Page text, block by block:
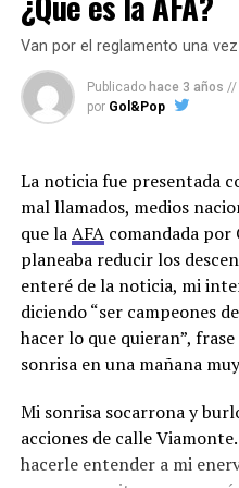
tratar de volver a los brillos
chapa por lo ganado y
siempre. Hace halagos de
de fútbol “. Lo hace solo,
del Consejo. Se juega su
que supo enfrentar. “Para
club de fútbol o que usen
para el socio podría ser
Román, las dificultades
Facebook
Twitter
partido de cuartos de final
“Se detectaron y
publicaciones ofensivas, al
automáticamente cerca de
otro momento del
El 74 % de
odio
procedían
Sudamérica.
que se
provenían
viejo
Van por el reglamento una
Publicado hace 3 años //
por Gol&Pop
La noticia fue presentada
mal llamados, medios
que laAFAcomandada por
planeaba reducir los
enteré de la noticia, mi
diciendo “ser campeones
hacer lo que quieran”,
sonrisa en una mañana
Mi sonrisa socarrona y
acciones de calle
hacerle entender a mi